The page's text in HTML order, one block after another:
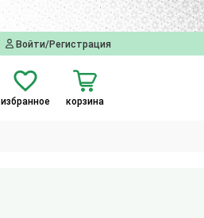
Войти/Регистрация
избранное корзина